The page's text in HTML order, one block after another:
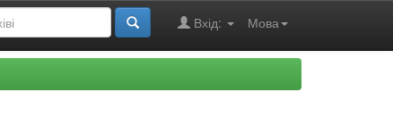
Мова
Вхід: